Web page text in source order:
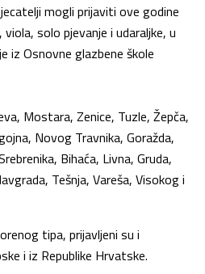
mogli prijaviti ove godine
solo pjevanje i udaraljke, u
iz Osnovne glazbene škole
Mostara, Zenice, Tuzle, Žepča,
Novog Travnika, Goražda,
Bihaća, Livna, Gruda,
Tešnja, Vareša, Visokog i
tipa, prijavljeni su i
i iz Republike Hrvatske.